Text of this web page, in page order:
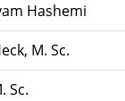
Hashemi
M. Sc.
Sc.